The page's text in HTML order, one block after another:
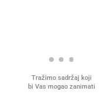
Tražimo sadržaj koji
bi Vas mogao zanimati